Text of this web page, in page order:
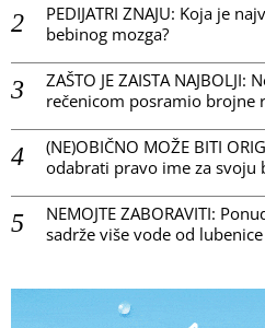
PEDIJATRI ZNAJU: Koja je
bebinog mozga?
ZAŠTO JE ZAISTA
rečenicom posramio brojne
(NE)OBIČNO MOŽE BITI
odabrati pravo ime za svoju
NEMOJTE ZABORAVITI:
sadrže više vode od